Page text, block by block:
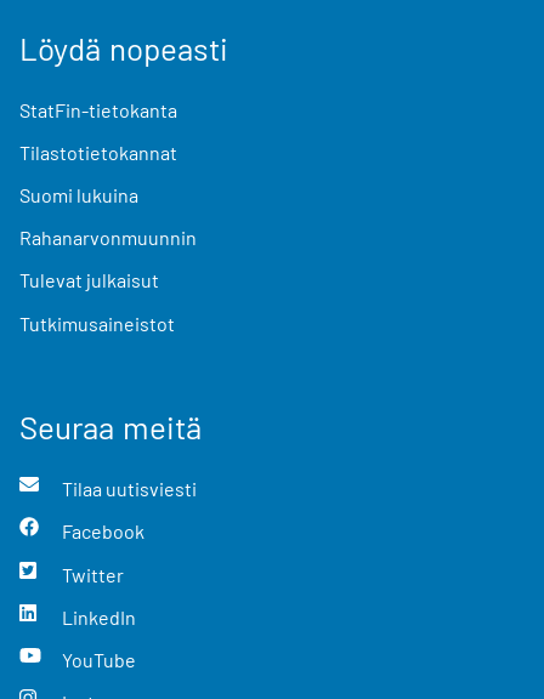
Löydä nopeasti
StatFin-tietokanta
Tilastotietokannat
Suomi lukuina
Rahanarvonmuunnin
Tulevat julkaisut
Tutkimusaineistot
Seuraa meitä
Tilaa uutisviesti
Facebook
Twitter
LinkedIn
YouTube